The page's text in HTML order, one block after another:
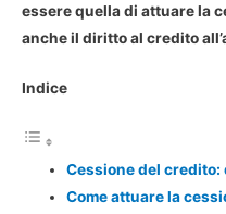
essere quella di attuare la
anche il diritto al credito
Indice
Cessione del
Come attuare la